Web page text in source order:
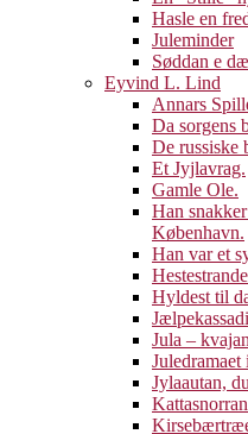
Hasle en
Juleminder
Søddan e
Eyvind L. Lind
Annars
Da sorgens
De russiske
Et Jyjlavrag.
Gamle Ole.
Han
København.
Han var et
Hyldest til
Jula – kvajan
Jylaautan,